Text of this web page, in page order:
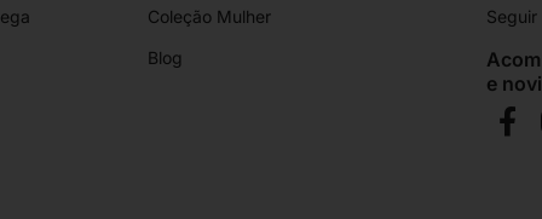
Coleção Mulher
Blog
e